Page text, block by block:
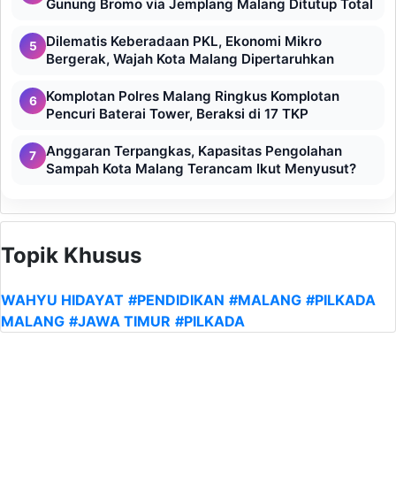
Gunung Bromo via Jemplang Malang Ditutup Total
5
Dilematis Keberadaan PKL, Ekonomi Mikro
Bergerak, Wajah Kota Malang Dipertaruhkan
6
Komplotan Polres Malang Ringkus Komplotan
Pencuri Baterai Tower, Beraksi di 17 TKP
7
Anggaran Terpangkas, Kapasitas Pengolahan
Sampah Kota Malang Terancam Ikut Menyusut?
Topik Khusus
WAHYU HIDAYAT #PENDIDIKAN #MALANG #PILKADA
MALANG #JAWA TIMUR #PILKADA